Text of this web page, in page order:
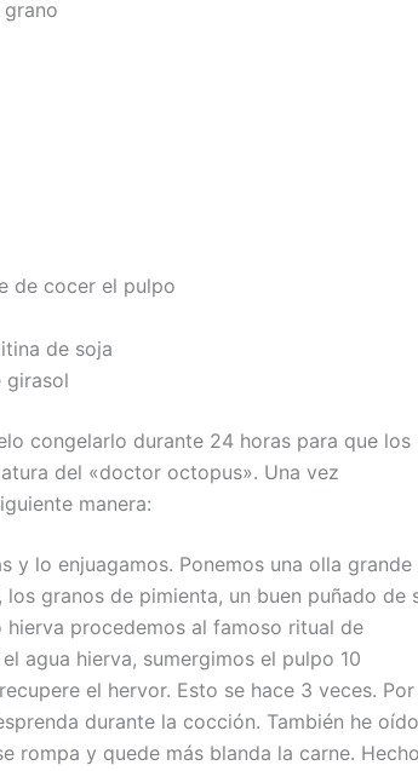
de cocer el pulpo
de soja
girasol
congelarlo durante 24 horas para que los
del «doctor octopus». Una vez
manera:
y lo enjuagamos. Ponemos una olla grande
granos de pimienta, un buen puñado de
procedemos al famoso ritual de
agua hierva, sumergimos el pulpo 10
el hervor. Esto se hace 3 veces.
durante la cocción. También he oído
rompa y quede más blanda la carne. Hecho